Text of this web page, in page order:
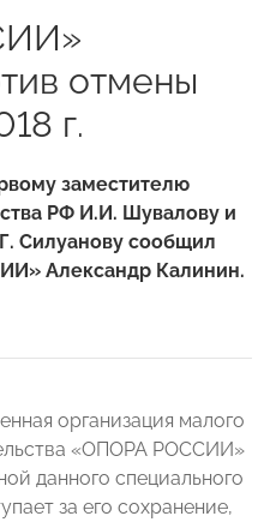
отмены
г.
заместителю
РФ И.И. Шувалову и
Силуанову сообщил
Александр Калинин.
организация малого
«ОПОРА РОССИИ»
данного специального
за его сохранение,